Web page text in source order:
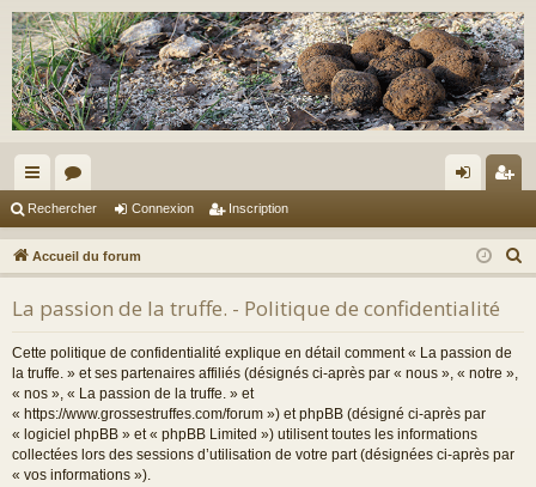
ac
co
ur
ci
s
or
u
m
s
ne
xi
on
cri
pti
on
Rechercher Connexion Inscription
Accueil du forum
e
La passion de la truffe. - Politique de confidentialité
Cette politique de confidentialité explique en détail comment « La passion de
la truffe. » et ses partenaires affiliés (désignés ci-après par « nous », « notre »,
« nos », « La passion de la truffe. » et
« https://www.grossestruffes.com/forum ») et phpBB (désigné ci-après par
« logiciel phpBB » et « phpBB Limited ») utilisent toutes les informations
collectées lors des sessions d’utilisation de votre part (désignées ci-après par
« vos informations »).